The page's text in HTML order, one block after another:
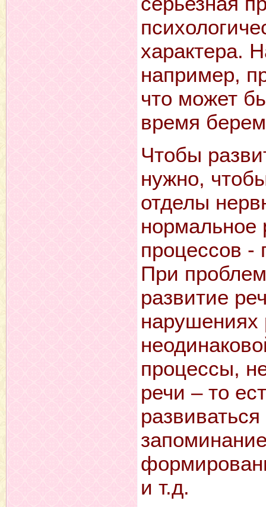
характера.
например,
что может
время
Чтобы
нужно,
отделы
нормальное
процессов -
При
развитие
нарушениях
процессы,
речи – то
и т.д.